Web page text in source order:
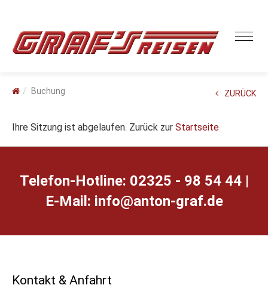
Buchung ZURÜCK
Ihre Sitzung ist abgelaufen. Zurück zur Startseite
Telefon-Hotline: 02325 - 98 54 44 |
E-Mail: ed.farg-notna@ofni
Kontakt & Anfahrt